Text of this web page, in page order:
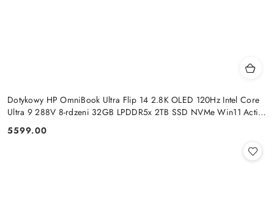
Dotykowy HP OmniBook Ultra Flip 14 2.8K OLED 120Hz Intel Core
Ultra 9 288V 8-rdzeni 32GB LPDDR5x 2TB SSD NVMe Win11 Active
Cena:
5599.00